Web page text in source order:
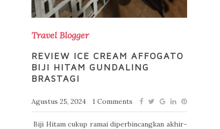
Travel Blogger
REVIEW ICE CREAM AFFOGATO
BIJI HITAM GUNDALING
BRASTAGI
Agustus 25, 2024 1 Comments
Biji Hitam cukup ramai diperbincangkan akhir-